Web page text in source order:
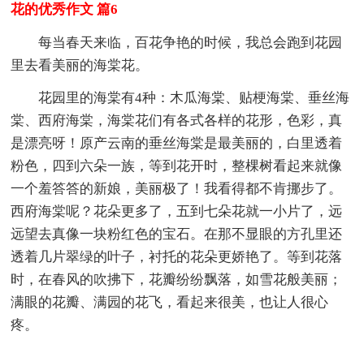
花的优秀作文 篇6
每当春天来临，百花争艳的时候，我总会跑到花园
里去看美丽的海棠花。
花园里的海棠有4种：木瓜海棠、贴梗海棠、垂丝海
棠、西府海棠，海棠花们有各式各样的花形，色彩，真
是漂亮呀！原产云南的垂丝海棠是最美丽的，白里透着
粉色，四到六朵一族，等到花开时，整棵树看起来就像
一个羞答答的新娘，美丽极了！我看得都不肯挪步了。
西府海棠呢？花朵更多了，五到七朵花就一小片了，远
远望去真像一块粉红色的宝石。在那不显眼的方孔里还
透着几片翠绿的叶子，衬托的花朵更娇艳了。等到花落
时，在春风的吹拂下，花瓣纷纷飘落，如雪花般美丽；
满眼的花瓣、满园的花飞，看起来很美，也让人很心
疼。